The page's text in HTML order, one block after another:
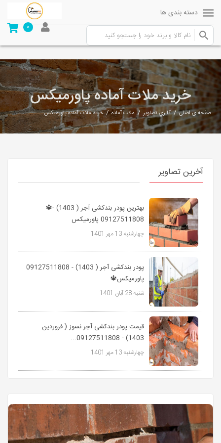
دسته بندی ها
0
خرید ملات آماده پاورمیکس
صفحه ی اصلی/گالري تصاوير/ ملات آماده/خرید ملات آماده پاورمیکس
آخرین تصاویر
بهترین پودر بندکشی آجر ( 1403) -🔱
09127511808 پاورمیکس
چهارشنبه 13 مهر 1401
پودر بندکشی آجر ( 1403) - 09127511808
پاورمیکس🔱
شنبه 28 آبان 1401
قیمت پودر بندکشی آجر نسوز ( فروردین
1403) - 09127511808...
چهارشنبه 13 مهر 1401